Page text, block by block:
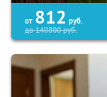
от 812 руб.
до140800руб.